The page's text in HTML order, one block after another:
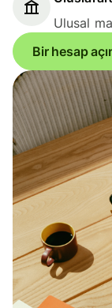
Ulusal
Bir hesap